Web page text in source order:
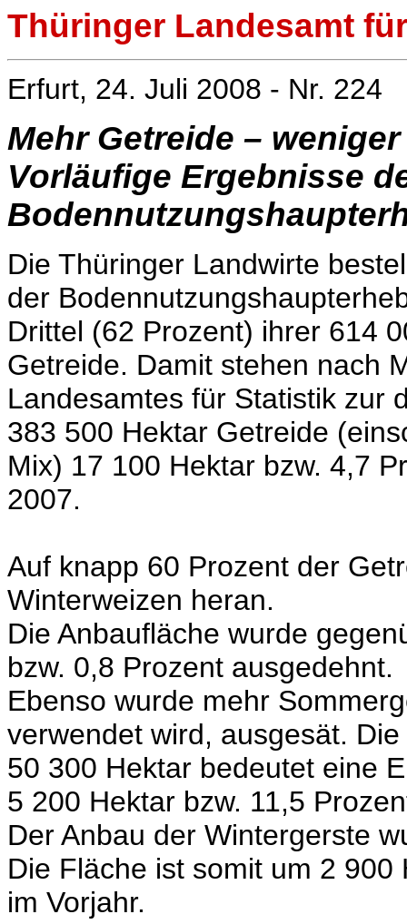
Thüringer Landesamt
Erfurt, 24. Juli 2008 - Nr. 224
Mehr Getreide –
Vorläufige Ergebnisse
Die Thüringer Landwirte
der
Drittel (62 Prozent) ihrer 614
Getreide. Damit stehen nach
Landesamtes für Statistik zur
383 500 Hektar Getreide
Mix) 17 100 Hektar bzw. 4,7
2007.
Auf knapp 60 Prozent der
Winterweizen heran.
Die Anbaufläche wurde
bzw. 0,8 Prozent ausgedehnt.
Ebenso wurde mehr
verwendet wird, ausgesät.
50 300 Hektar bedeutet eine
5 200 Hektar bzw. 11,5
Der Anbau der Wintergerste
Die Fläche ist somit um 2
im Vorjahr.